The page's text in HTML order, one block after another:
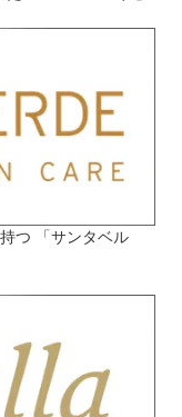
つ 「サンタベル